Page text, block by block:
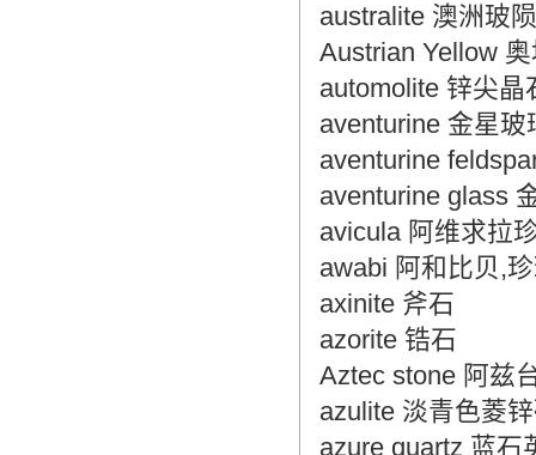
australite 澳洲玻
Austrian Yellow
automolite 锌尖晶
aventurine 金星玻
aventurine
aventurine glass
avicula 阿维求拉
awabi 阿和比贝,
axinite 斧石
azorite 锆石
Aztec stone 阿兹
azulite 淡青色菱
azure quartz 蓝石